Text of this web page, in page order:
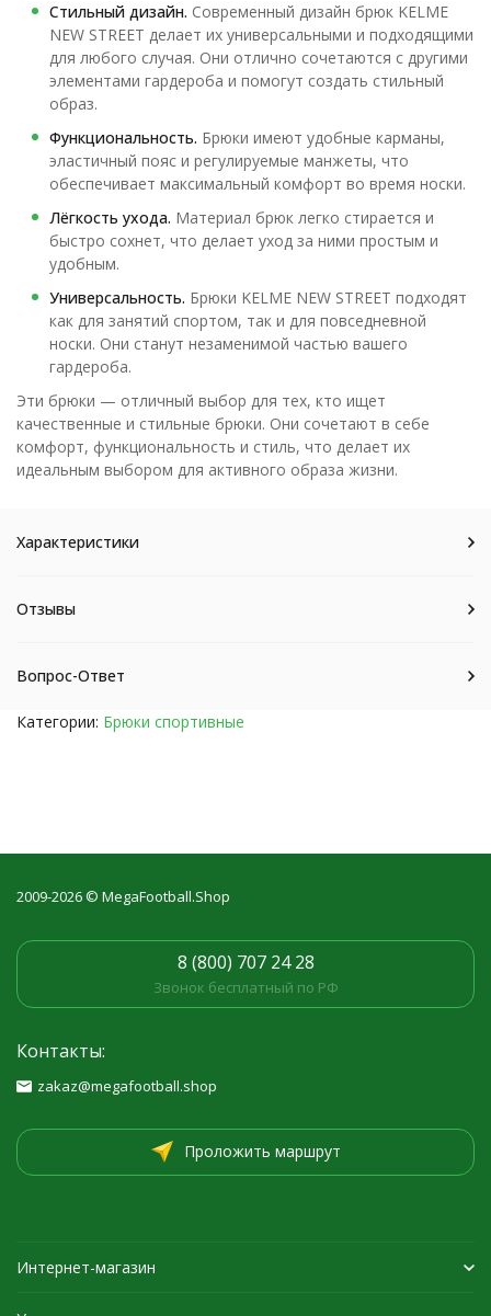
Стильный дизайн. Современный дизайн брюк KELME
NEW STREET делает их универсальными и подходящими
для любого случая. Они отлично сочетаются с другими
элементами гардероба и помогут создать стильный
образ.
Функциональность. Брюки имеют удобные карманы,
эластичный пояс и регулируемые манжеты, что
обеспечивает максимальный комфорт во время носки.
Лёгкость ухода. Материал брюк легко стирается и
быстро сохнет, что делает уход за ними простым и
удобным.
Универсальность. Брюки KELME NEW STREET подходят
как для занятий спортом, так и для повседневной
носки. Они станут незаменимой частью вашего
гардероба.
Эти брюки — отличный выбор для тех, кто ищет
качественные и стильные брюки. Они сочетают в себе
комфорт, функциональность и стиль, что делает их
идеальным выбором для активного образа жизни.
Характеристики
Отзывы
Вопрос-Ответ
Категории: Брюки спортивные
2009-2026 © MegaFootball.Shop
8 (800) 707 24 28
Звонок бесплатный по РФ
Контакты:
zakaz@megafootball.shop
Проложить маршрут
Интернет-магазин